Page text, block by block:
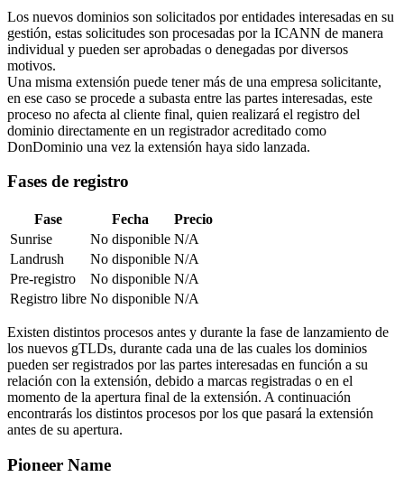
Los nuevos dominios son solicitados por entidades interesadas en su
gestión, estas solicitudes son procesadas por la ICANN de manera
individual y pueden ser aprobadas o denegadas por diversos
motivos.
Una misma extensión puede tener más de una empresa solicitante,
en ese caso se procede a subasta entre las partes interesadas, este
proceso no afecta al cliente final, quien realizará el registro del
dominio directamente en un registrador acreditado como
DonDominio una vez la extensión haya sido lanzada.
Fases de registro
Fase Fecha
Precio
Sunrise
No disponible N/A
Landrush
No disponible N/A
Pre-registro
No disponible N/A
Registro libre No disponible N/A
Existen distintos procesos antes y durante la fase de lanzamiento de
los nuevos gTLDs, durante cada una de las cuales los dominios
pueden ser registrados por las partes interesadas en función a su
relación con la extensión, debido a marcas registradas o en el
momento de la apertura final de la extensión. A continuación
encontrarás los distintos procesos por los que pasará la extensión
antes de su apertura.
Pioneer Name